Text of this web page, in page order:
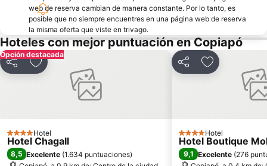
web de reserva cambian de manera constante. Por lo tanto, es
posible que no siempre encuentres en una página web de reserva
la misma oferta que viste en trivago.
Hoteles con mejor puntuación en Copiapó
Opción destacada
CompartirAgregar a favoritos
4 Estrellas
Hotel
Hotel Chagall
8,5 Excelente (1.634 puntuaciones)
CompartirAgregar a
4 Estrellas
Hotel
Hotel Boutique
9,1 Excelente (276